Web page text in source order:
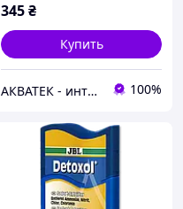
345₴
Купить
АКВАТЕК - интернет-магазин зоотоваров 100%